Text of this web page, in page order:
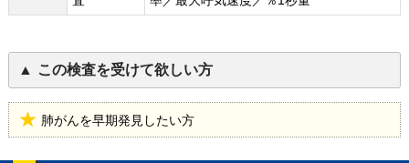
この検査を受けて欲しい方
肺がんを早期発見したい方